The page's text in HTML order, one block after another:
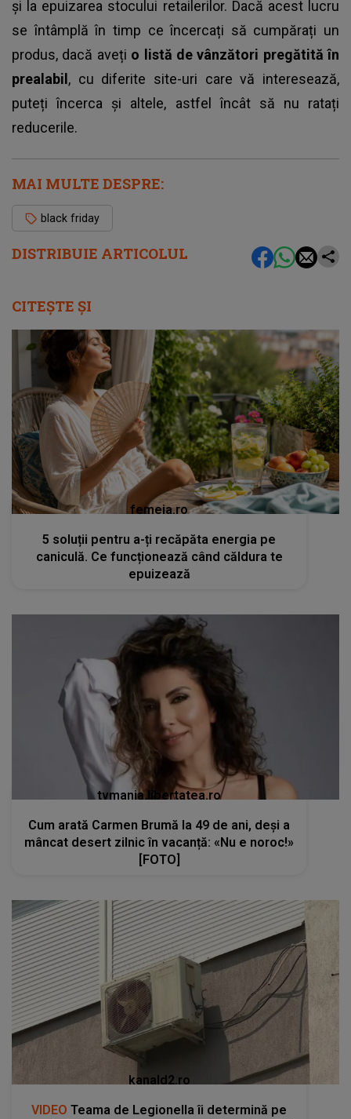
DISTRIBUIE ARTICOLUL
și la epuizarea stocului retailerilor. Dacă acest lucru
se întâmplă în timp ce încercați să cumpărați un
produs, dacă aveți o listă de vânzători pregătită în
prealabil, cu diferite site-uri care vă interesează,
puteți încerca și altele, astfel încât să nu ratați
reducerile.
MAI MULTE DESPRE:
black friday
CITEȘTE ȘI
femeia.ro
5 soluții pentru a-ți recăpăta energia pe
caniculă. Ce funcționează când căldura te
epuizează
tvmania.libertatea.ro
Cum arată Carmen Brumă la 49 de ani, deși a
mâncat desert zilnic în vacanță: «Nu e noroc!»
[FOTO]
kanald2.ro
VIDEO Teama de Legionella îi determină pe